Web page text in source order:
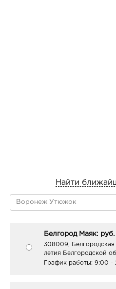
Найти
Белгород Маяк: руб.
308009,
летия Белгородской
График работы: 9:00 -